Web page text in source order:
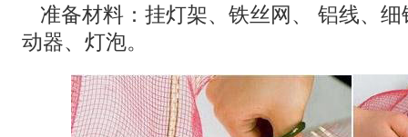
准备材料：挂灯架、铁丝网、 铝线、
动器、灯泡。